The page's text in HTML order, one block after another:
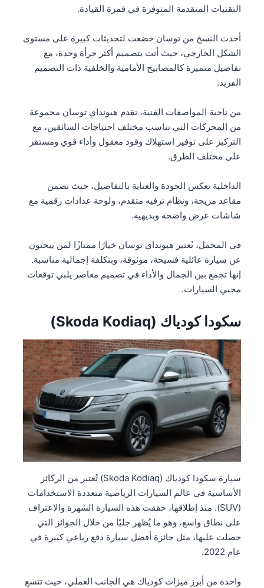
التقنيات المتقدمة المتوفرة في قمرة القيادة.
أحدث النسخ من توسان خضعت لتحديثات كبيرة على مستوى
الشكل الخارجي، حيث أتت بتصميم أكثر جرأة وحدة، مع
تفاصيل متميزة كالمصابيح الأمامية والخلفية ذات التصميم
الفريد.
من ناحية المواصفات الفنية، تقدم هيونداي توسان مجموعة
من المحركات التي تناسب مختلف احتياجات السائقين، مع
التركيز على توفير استهلاك وقود معقول وأداء قوي ومستقر
على مختلف الطرق.
الداخلية تعكس الجودة والعناية بالتفاصيل، حيث تضمن
مقاعد مريحة، ونظام ترفيه متقدم، ولوحة عدادات رقمية مع
شاشات عرض واضحة وبديهية.
في المجمل، تُعتبر هيونداي توسان خيارًا ممتازًا لمن يبحثون
عن سيارة عائلية فسيحة، موثوقة، وبتكلفة إجمالية مناسبة.
إنها تجمع بين الجمال والأداء في تصميم معاصر يلبي توقعات
محبي السيارات.
سكودا كودياك (Skoda Kodiaq)
سيارة سكودا كودياك (Skoda Kodiaq) تُعتبر من الركائز
الأساسية في عالم السيارات الرياضية متعددة الاستخدامات
(SUV). منذ إطلاقها، حققت هذه السيارة الشهرة والاعتراف
على نطاق واسع، وهو ما يُظهر جليًا من خلال الجوائز التي
حصلت عليها، مثل جائزة أفضل سيارة دفع رباعي كبيرة في
عام 2022.
واحدة من أبرز ميزات كودياك هي الجانب العملي، حيث تتسع